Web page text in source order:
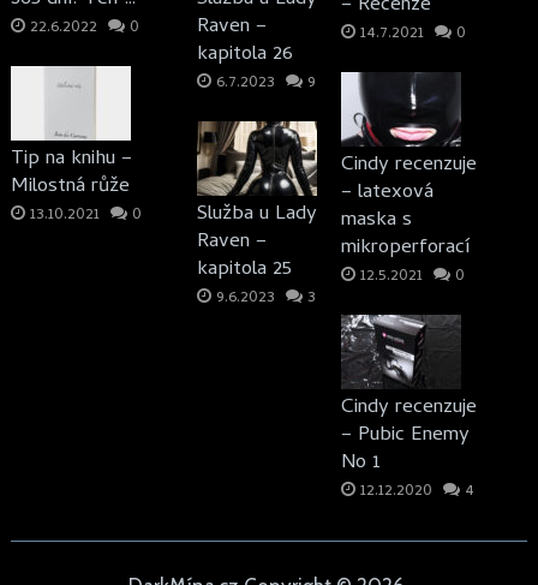
22.6.2022 0
Tip na knihu –
Milostná růže
13.10.2021 0
Raven –
kapitola 26
6.7.2023 9
Služba u Lady
Raven –
kapitola 25
9.6.2023 3
14.7.2021 0
Cindy recenzuje
– latexová
maska s
mikroperforací
12.5.2021 0
Cindy recenzuje
– Pubic Enemy
No 1
12.12.2020 4